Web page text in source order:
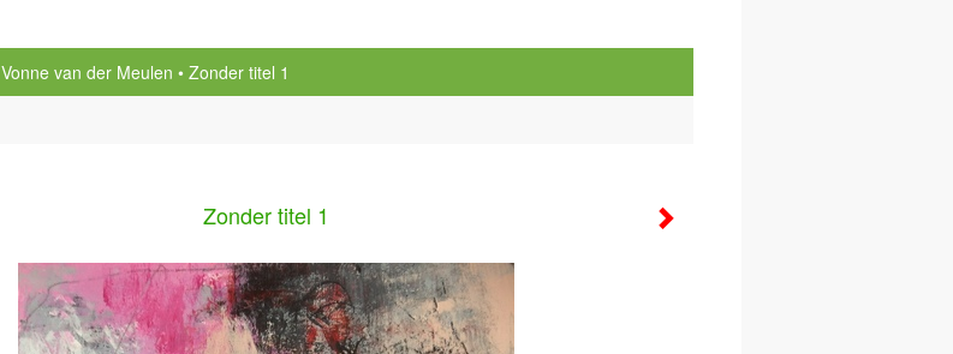
Vonne van der Meulen
Zonder titel 1
Zonder titel 1